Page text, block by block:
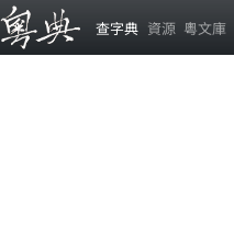
查字典 資源 粵文庫